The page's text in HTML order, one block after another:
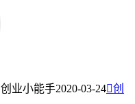
创业小能手2020-03-24创